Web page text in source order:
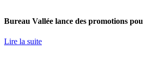
Bureau Vallée lance des promotions
Lire la suite